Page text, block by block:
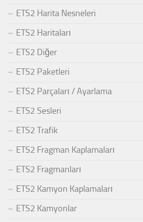
ETS2 Harita Nesneleri
ETS2 Haritaları
ETS2 Diğer
ETS2 Paketleri
ETS2 Parçaları / Ayarlama
ETS2 Sesleri
ETS2 Trafik
ETS2 Fragman Kaplamaları
ETS2 Fragmanları
ETS2 Kamyon Kaplamaları
ETS2 Kamyonlar